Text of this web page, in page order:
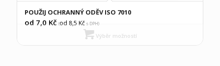
POUŽIJ OCHRANNÝ ODĚV ISO 7010
od 7,0 Kč (od 8,5 Kčs DPH)
Výběr možností